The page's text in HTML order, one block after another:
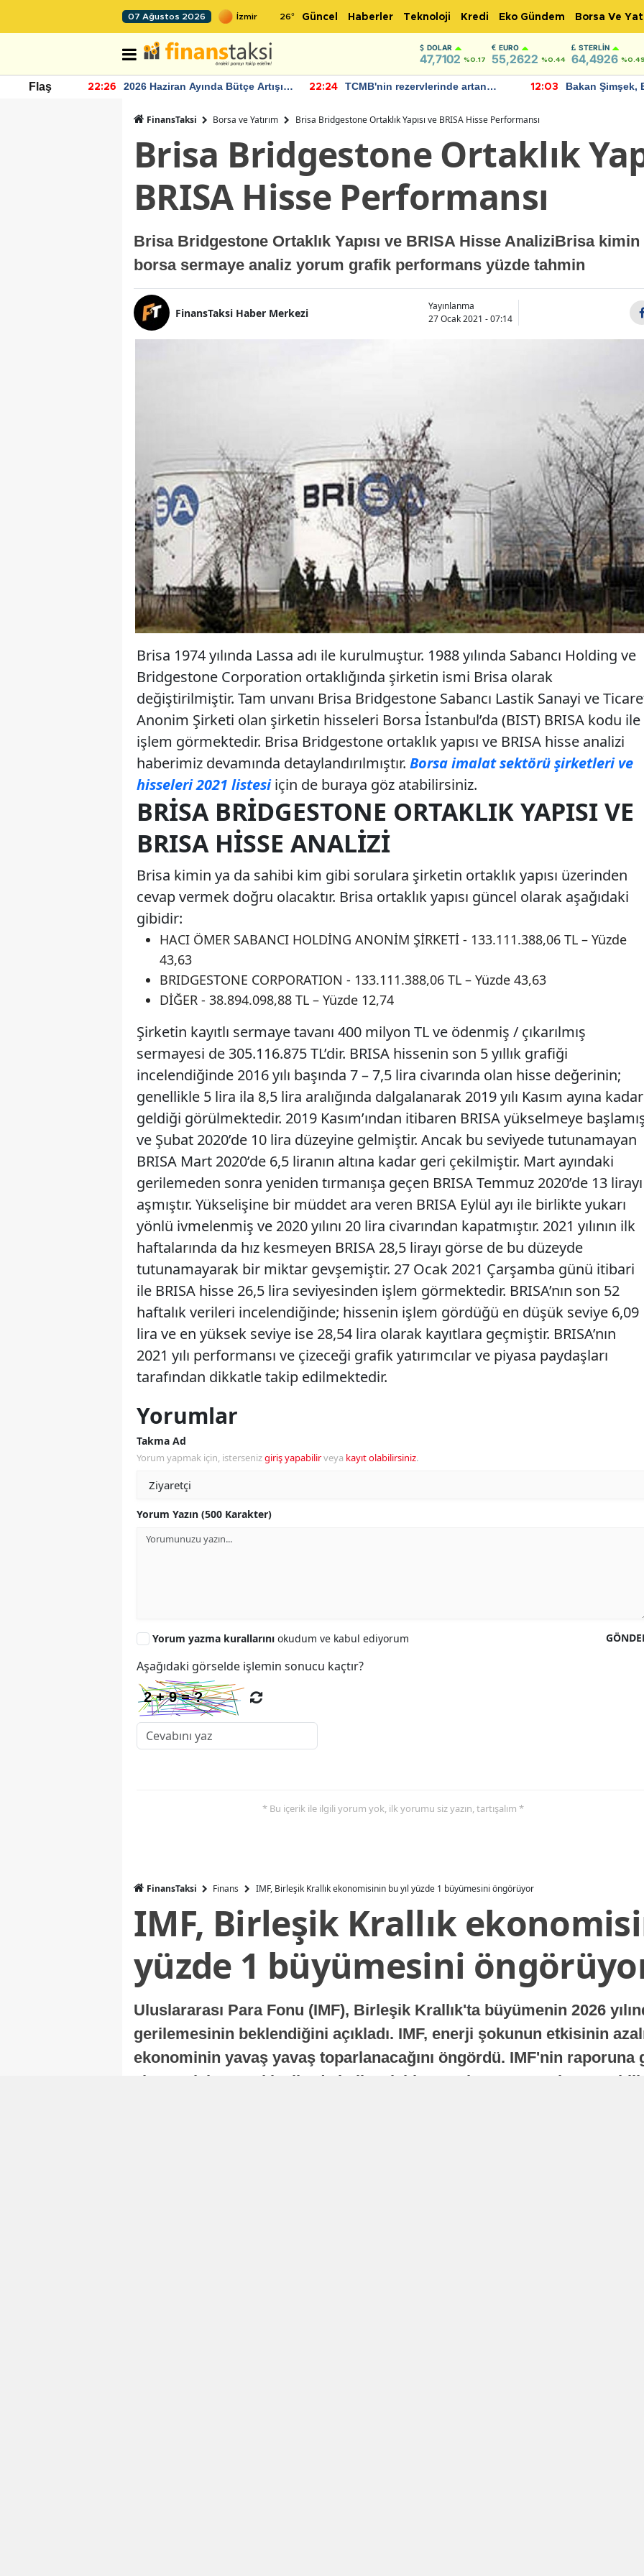
07 Ağustos 2026 26° Güncel Haberler Teknoloji Kredi Eko Gündem Borsa Ve
DOLAR
47,7102 %0.17
EURO
55,2622 %0.44
STERLIN
64,4926
Flaş 22:26
2026 Haziran Ayında Bütçe Artışı
22:24
TCMB'nin rezervlerinde artan
12:03
Bakan Şimşek,
FinansTaksi Borsa ve Yatırım Brisa Bridgestone Ortaklık Yapısı ve BRISA Hisse Performansı
Brisa Bridgestone Ortaklık
BRISA Hisse Performansı
Brisa Bridgestone Ortaklık Yapısı ve BRISA Hisse AnaliziBrisa
borsa sermaye analiz yorum grafik performans yüzde tahmin
FinansTaksi Haber Merkezi
Yayınlanma
27 Ocak 2021 - 07:14
Brisa 1974 yılında Lassa adı ile kurulmuştur. 1988 yılında Sabancı Holding ve
Bridgestone Corporation ortaklığında şirketin ismi Brisa olarak
değiştirilmiştir. Tam unvanı Brisa Bridgestone Sabancı Lastik Sanayi ve
Anonim Şirketi olan şirketin hisseleri Borsa İstanbul’da (BIST) BRISA kodu ile
işlem görmektedir. Brisa Bridgestone ortaklık yapısı ve BRISA hisse analizi
haberimiz devamında detaylandırılmıştır. Borsa imalat sektörü şirketleri ve
hisseleri 2021 listesiiçin de buraya göz atabilirsiniz.
BRISA BRIDGESTONE ORTAKLIK YAPISI VE
BRISA HISSE ANALIZI
Brisa kimin ya da sahibi kim gibi sorulara şirketin ortaklık yapısı üzerinden
cevap vermek doğru olacaktır. Brisa ortaklık yapısı güncel olarak aşağıdaki
gibidir:
HACI ÖMER SABANCI HOLDİNG ANONİM ŞİRKETİ - 133.111.388,06 TL – Yüzde
43,63
BRIDGESTONE CORPORATION - 133.111.388,06 TL – Yüzde 43,63
DİĞER - 38.894.098,88 TL – Yüzde 12,74
Şirketin kayıtlı sermaye tavanı 400 milyon TL ve ödenmiş / çıkarılmış
sermayesi de 305.116.875 TL’dir. BRISA hissenin son 5 yıllık grafiği
incelendiğinde 2016 yılı başında 7 – 7,5 lira civarında olan hisse değerinin;
genellikle 5 lira ila 8,5 lira aralığında dalgalanarak 2019 yılı Kasım ayına kadar
geldiği görülmektedir. 2019 Kasım’ından itibaren BRISA yükselmeye
ve Şubat 2020’de 10 lira düzeyine gelmiştir. Ancak bu seviyede tutunamayan
BRISA Mart 2020’de 6,5 liranın altına kadar geri çekilmiştir. Mart ayındaki
gerilemeden sonra yeniden tırmanışa geçen BRISA Temmuz 2020’de 13 lirayı
aşmıştır. Yükselişine bir müddet ara veren BRISA Eylül ayı ile birlikte yukarı
yönlü ivmelenmiş ve 2020 yılını 20 lira civarından kapatmıştır. 2021 yılının ilk
haftalarında da hız kesmeyen BRISA 28,5 lirayı görse de bu düzeyde
tutunamayarak bir miktar gevşemiştir. 27 Ocak 2021 Çarşamba günü itibari
ile BRISA hisse 26,5 lira seviyesinden işlem görmektedir. BRISA’nın son 52
haftalık verileri incelendiğinde; hissenin işlem gördüğü en düşük seviye 6,09
lira ve en yüksek seviye ise 28,54 lira olarak kayıtlara geçmiştir. BRISA’nın
2021 yılı performansı ve çizeceği grafik yatırımcılar ve piyasa paydaşları
tarafından dikkatle takip edilmektedir.
Yorumlar
Takma Ad
Yorum yapmak için, istersenizgiriş yapabilirveya kayıt olabilirsiniz.
Yorum Yazın (500 Karakter)
Yorum yazma kurallarını okudum ve kabul ediyorum
Aşağıdaki görselde işlemin sonucu kaçtır?
* Bu içerik ile ilgili yorum yok, ilk yorumu siz yazın, tartışalım *
FinansTaksi Finans IMF, Birleşik Krallık ekonomisinin bu yıl yüzde 1 büyümesini öngörüyor
IMF, Birleşik Krallık
yüzde 1 büyümesini
Uluslararası Para Fonu (IMF), Birleşik Krallık'ta büyümenin 2026
gerilemesinin beklendiğini açıkladı. IMF, enerji şokunun etkisinin
ekonominin yavaş yavaş toparlanacağını öngördü. IMF'nin raporuna
ekonomisi, sonraki yıllarda istikrarlı bir toparlanma süreci